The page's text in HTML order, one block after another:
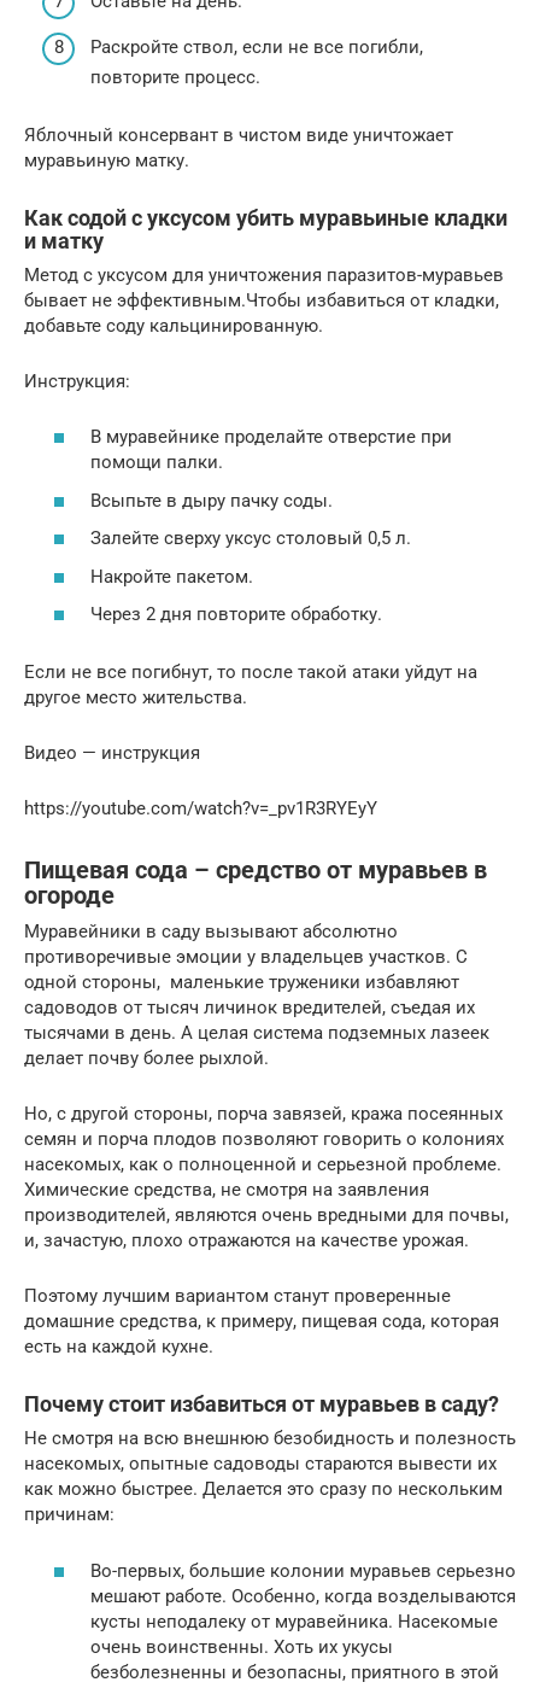
Раскройте ствол, если не все погибли,
повторите процесс.
Яблочный консервант в чистом виде уничтожает
муравьиную матку.
Как содой с уксусом убить муравьиные кладки
и матку
Метод с уксусом для уничтожения паразитов-муравьев
бывает не эффективным.Чтобы избавиться от кладки,
добавьте соду кальцинированную.
Инструкция:
В муравейнике проделайте отверстие при
помощи палки.
Всыпьте в дыру пачку соды.
Залейте сверху уксус столовый 0,5 л.
Накройте пакетом.
Через 2 дня повторите обработку.
Если не все погибнут, то после такой атаки уйдут на
другое место жительства.
Видео — инструкция
https://youtube.com/watch?v=_pv1R3RYEyY
Пищевая сода – средство от муравьев в
огороде
Муравейники в саду вызывают абсолютно
противоречивые эмоции у владельцев участков. С
одной стороны, маленькие труженики избавляют
садоводов от тысяч личинок вредителей, съедая их
тысячами в день. А целая система подземных лазеек
делает почву более рыхлой.
Но, с другой стороны, порча завязей, кража посеянных
семян и порча плодов позволяют говорить о колониях
насекомых, как о полноценной и серьезной проблеме.
Химические средства, не смотря на заявления
производителей, являются очень вредными для почвы,
и, зачастую, плохо отражаются на качестве урожая.
Поэтому лучшим вариантом станут проверенные
домашние средства, к примеру, пищевая сода, которая
есть на каждой кухне.
Почему стоит избавиться от муравьев в саду?
Не смотря на всю внешнюю безобидность и полезность
насекомых, опытные садоводы стараются вывести их
как можно быстрее. Делается это сразу по нескольким
причинам:
Во-первых, большие колонии муравьев серьезно
мешают работе. Особенно, когда возделываются
кусты неподалеку от муравейника. Насекомые
очень воинственны. Хоть их укусы
безболезненны и безопасны, приятного в этой